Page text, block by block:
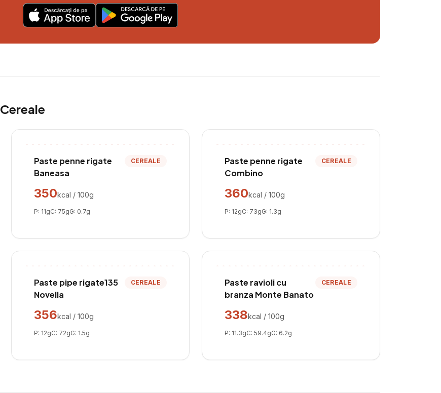
Cereale
Paste penne rigate
Baneasa
CEREALE
350kcal / 100g
P: 11gC: 75gG: 0.7g
Paste penne rigate
Combino
CEREALE
360kcal / 100g
P: 12gC: 73gG: 1.3g
Paste pipe rigate135
Novella
CEREALE
356kcal / 100g
P: 12gC: 72gG: 1.5g
Paste ravioli cu
branza Monte Banato
CEREALE
338kcal / 100g
P: 11.3gC: 59.4gG: 6.2g